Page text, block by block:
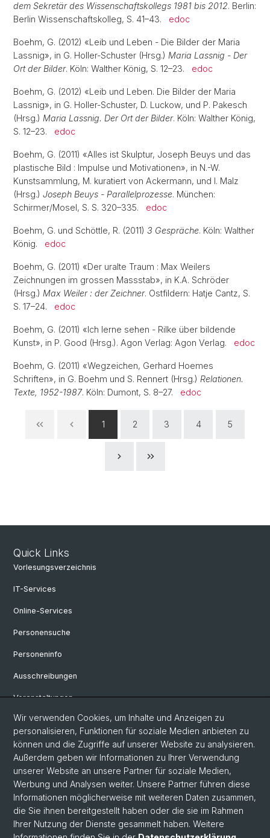
dem Sekretär des Wissenschaftskollegs 1981 bis 2012. Berlin:
Berlin Wissenschaftskolleg, S. 41–43. edoc
Boehm, G. (2012) «Leib und Leben - Die Bilder der Maria
Lassnig», in G. Holler-Schuster (Hrsg.) Maria Lassnig - Der
Ort der Bilder. Köln: Walther König, S. 12–23. edoc
Boehm, G. (2012) «Leib und Leben. Die Bilder der Maria
Lassnig», in G. Holler-Schuster, D. Luckow, und P. Pakesch
(Hrsg.) Maria Lassnig. Der Ort der Bilder. Köln: Walther König,
S. 12–23. edoc
Boehm, G. (2011) «Alles ist Skulptur, Joseph Beuys und das
plastische Bild : Impulse und Motivationen», in N.-W.
Kunstsammlung, M. kuratiert von Ackermann, und I. Malz
(Hrsg.) Joseph Beuys - Parallelprozesse. München:
Schirmer/Mosel, S. S. 320–335. edoc
Boehm, G. und Schöttle, R. (2011) 3 Gespräche. Köln: Walther
König. edoc
Boehm, G. (2011) «Der uralte Traum : Max Weilers
Zeichnungen im grossen Massstab», in K.A. Schröder
(Hrsg.) Max Weiler : der Zeichner. Ostfildern: Hatje Cantz, S.
S. 17–24. edoc
Boehm, G. (2011) «Ich lerne sehen - Rilke über bildende
Kunst», in P. Good (Hrsg.). Agon Verlag: Agon Verlag. edoc
Boehm, G. (2011) «Wegzeichen, Gerhard Hoemes
Schriften», in G. Boehm und S. Rennert (Hrsg.) Relationen.
Texte, 1952-1987. Köln: Dumont, S. 8–27. edoc
1 2 3 4 5
Quick Links
Vorlesungsverzeichnis
IT-Services
Online-Services
Personensuche
Personeninfo
Ausschreibungen
Veranstaltungen
eikones - Zentrum für die Theorie und Geschichte des Bildes
Archiv eikones NFS Bildkritik 2005 - 2017
Renaissance Kolloquium
© Universität Basel
Datenschutzerklärung
Wir verwenden Cookies, um Inhalte und Anzeigen zu
personalisieren, Funktionen für soziale Medien anbieten zu
können und die Zugriffe auf unserer Website zu analysieren.
Außerdem geben wir Informationen zu Ihrer Verwendung
unserer Website an unsere Partner für soziale Medien,
Werbung und Analysen weiter. Unsere Partner führen diese
Informationen möglicherweise mit weiteren Daten zusammen,
die Sie ihnen bereitgestellt haben oder die sie im Rahmen
Ihrer Nutzung der Dienste gesammelt haben. Weitere